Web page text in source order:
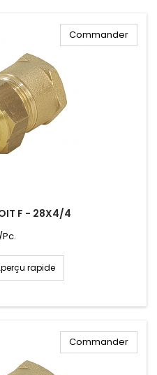
F - 28X4/4
rapide
Commander
Commander